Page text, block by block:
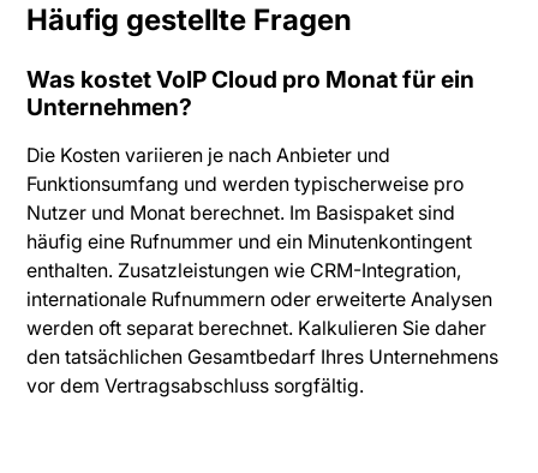
Häufig gestellte Fragen
Was kostet VoIP Cloud pro Monat für ein
Unternehmen?
Die Kosten variieren je nach Anbieter und
Funktionsumfang und werden typischerweise pro
Nutzer und Monat berechnet. Im Basispaket sind
häufig eine Rufnummer und ein Minutenkontingent
enthalten. Zusatzleistungen wie CRM-Integration,
internationale Rufnummern oder erweiterte Analysen
werden oft separat berechnet. Kalkulieren Sie daher
den tatsächlichen Gesamtbedarf Ihres Unternehmens
vor dem Vertragsabschluss sorgfältig.